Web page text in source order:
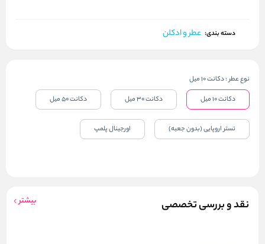
دسته بندی: عطر و ادکلن
نقد و بررسی تخصصی بیشتر
نوع عطر :دکانت ۱۰ میل
دکانت ۱۰ میل
دکانت ۳۰ میل دکانت ۵۰ میل
تستر اروپایی (بدون جعبه) اورجینال پلمپ